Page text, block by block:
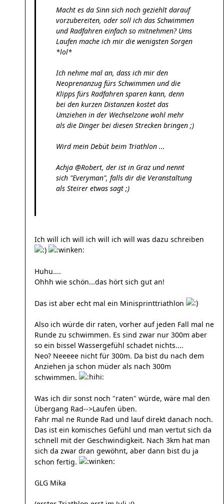
Macht es da Sinn sich noch geziehlt darauf
vorzubereiten, oder soll ich das Schwimmen
und Radfahren einfach so mitnehmen? Ums
Laufen mache ich mir die wenigsten Sorgen
*lol*
Ich nehme mal an, dass ich mir den
Neoprenanzug fürs Schwimmen und die
Klipps fürs Radfahren sparen kann, denn
bei den kurzen Distanzen kostet das
Umziehen in der Wechselzone wohl mehr
als die Dinger bei diesen Strecken bringen ;)
Wird mein Debüt beim Triathlon ...
Achja @Robert, der ist in Graz und nennt
sich "Everyman", falls dir die Veranstaltung
als Steirer etwas sagt ;)
Ich will ich will ich will ich will was dazu schreiben
Huhu....
Ohhh wie schön...das hört sich gut an!
Das ist aber echt mal ein Minisprinttriathlon
Also ich würde dir raten, vorher auf jeden Fall mal ne
Runde zu schwimmen. Es sind zwar nur 300m aber
so ein bissel Wassergefühl schadet nichts....
Neo? Neeeee nicht für 300m. Da bist du nach dem
Anziehen ja schon müder als nach 300m
schwimmen.
Was ich dir sonst noch "raten" würde, wäre mal den
Übergang Rad-->Laufen üben.
Fahr mal ne Runde Rad und lauf direkt danach noch.
Das ist ein komisches Gefühl und man vertut sich da
schnell mit der Geschwindigkeit. Nach 3km hat man
sich da zwar dran gewöhnt, aber dann bist du ja
schon fertig.
GLG Mika